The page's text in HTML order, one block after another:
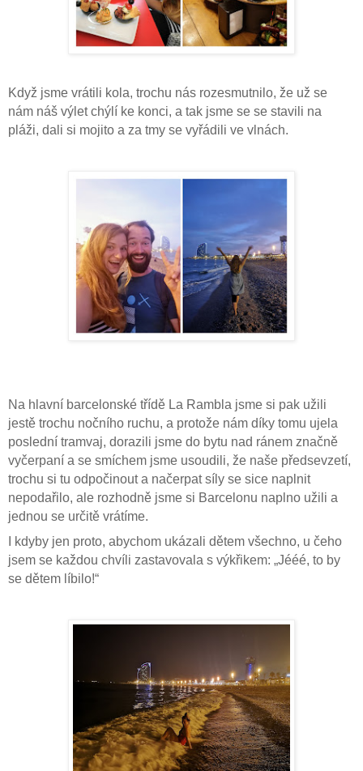
Když jsme vrátili kola, trochu nás rozesmutnilo, že už se
nám náš výlet chýlí ke konci, a tak jsme se se stavili na
pláži, dali si mojito a za tmy se vyřádili ve vlnách.
Na hlavní barcelonské třídě La Rambla jsme si pak užili
jestě trochu nočního ruchu, a protože nám díky tomu ujela
poslední tramvaj, dorazili jsme do bytu nad ránem značně
vyčerpaní a se smíchem jsme usoudili, že naše předsevzetí,
trochu si tu odpočinout a načerpat síly se sice naplnit
nepodařilo, ale rozhodně jsme si Barcelonu naplno užili a
jednou se určitě vrátíme.
I kdyby jen proto, abychom ukázali dětem všechno, u čeho
jsem se každou chvíli zastavovala s výkřikem: „Jééé, to by
se dětem líbilo!“